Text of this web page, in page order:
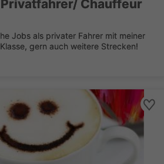
Chauffeur
Jobs als privater Fahrer mit meiner
gern auch weitere Strecken!